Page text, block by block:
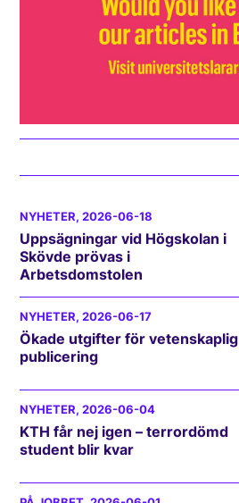
NYHETER, 2026-06-18
Uppsägningar vid Högskolan i
Skövde prövas i
Arbetsdomstolen
NYHETER, 2026-06-17
Ökade utgifter för vetenskaplig
publicering
NYHETER, 2026-06-04
KTH får nej igen – terrordömd
student blir kvar